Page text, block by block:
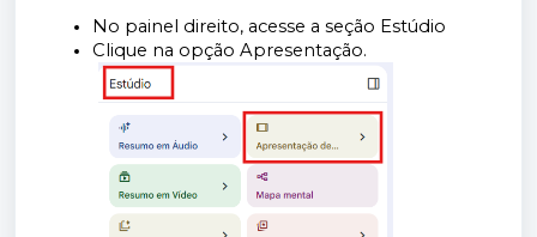
No painel direito, acesse a seção Estúdio
Clique na opção Apresentação.